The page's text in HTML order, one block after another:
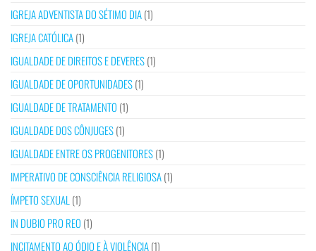
IGREJA ADVENTISTA DO SÉTIMO DIA(1)
IGREJA CATÓLICA(1)
IGUALDADE DE DIREITOS E DEVERES(1)
IGUALDADE DE OPORTUNIDADES(1)
IGUALDADE DE TRATAMENTO (1)
IGUALDADE DOS CÔNJUGES(1)
IGUALDADE ENTRE OS PROGENITORES(1)
IMPERATIVO DE CONSCIÊNCIA RELIGIOSA(1)
ÍMPETO SEXUAL (1)
IN DUBIO PRO REO (1)
INCITAMENTO AO ÓDIO E À VIOLÊNCIA(1)